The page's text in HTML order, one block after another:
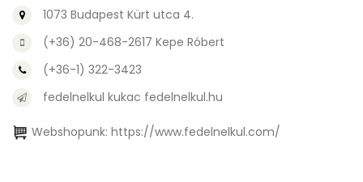
1073 Budapest Kürt utca 4.
(+36) 20-468-2617 Kepe Róbert
(+36-1) 322-3423
fedelnelkul kukac fedelnelkul.hu
Webshopunk: https://www.fedelnelkul.com/